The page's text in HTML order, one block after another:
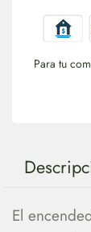
Para tu
El